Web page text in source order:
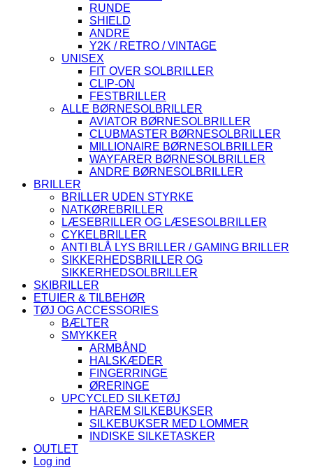
RUNDE
SHIELD
ANDRE
Y2K / RETRO / VINTAGE
UNISEX
FIT OVER SOLBRILLER
CLIP-ON
FESTBRILLER
ALLE BØRNESOLBRILLER
AVIATOR BØRNESOLBRILLER
CLUBMASTER BØRNESOLBRILLER
MILLIONAIRE BØRNESOLBRILLER
WAYFARER BØRNESOLBRILLER
ANDRE BØRNESOLBRILLER
BRILLER
BRILLER UDEN STYRKE
NATKØREBRILLER
LÆSEBRILLER OG LÆSESOLBRILLER
CYKELBRILLER
ANTI BLÅ LYS BRILLER / GAMING BRILLER
SIKKERHEDSBRILLER OG
SIKKERHEDSOLBRILLER
SKIBRILLER
ETUIER & TILBEHØR
TØJ OG ACCESSORIES
BÆLTER
SMYKKER
ARMBÅND
HALSKÆDER
FINGERRINGE
ØRERINGE
UPCYCLED SILKETØJ
HAREM SILKEBUKSER
SILKEBUKSER MED LOMMER
INDISKE SILKETASKER
OUTLET
Log ind